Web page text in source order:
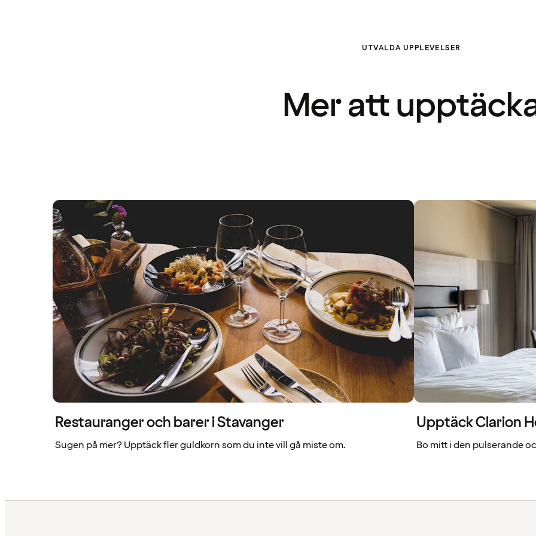
UTVALDA UPPLEVELSER
Mer att
Restauranger och barer i Stavanger
Sugen på mer? Upptäck fler guldkorn som du inte vill gå miste om.
Upptäck Clarion
Bo mitt i den pulserande